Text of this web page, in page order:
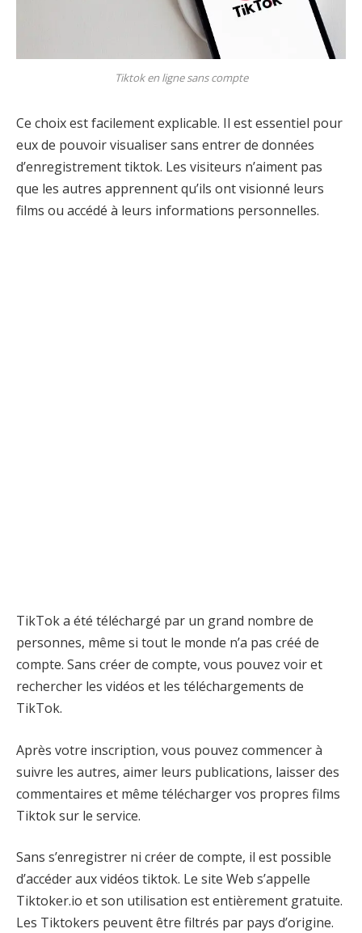
Tiktok en ligne sans compte
Ce choix est facilement explicable. Il est essentiel pour
eux de pouvoir visualiser sans entrer de données
d’enregistrement tiktok. Les visiteurs n’aiment pas
que les autres apprennent qu’ils ont visionné leurs
films ou accédé à leurs informations personnelles.
TikTok a été téléchargé par un grand nombre de
personnes, même si tout le monde n’a pas créé de
compte. Sans créer de compte, vous pouvez voir et
rechercher les vidéos et les téléchargements de
TikTok.
Après votre inscription, vous pouvez commencer à
suivre les autres, aimer leurs publications, laisser des
commentaires et même télécharger vos propres films
Tiktok sur le service.
Sans s’enregistrer ni créer de compte, il est possible
d’accéder aux vidéos tiktok. Le site Web s’appelle
Tiktoker.io et son utilisation est entièrement gratuite.
Les Tiktokers peuvent être filtrés par pays d’origine.